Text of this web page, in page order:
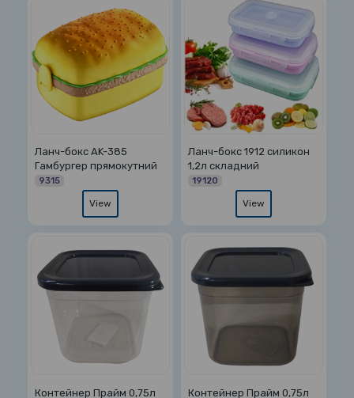
Ланч-бокс AK-385
Гамбургер прямокутний
9315
View
Ланч-бокс 1912 силикон
1,2л складний
19120
View
Контейнер Прайм 0,75л Контейнер Прайм 0,75л